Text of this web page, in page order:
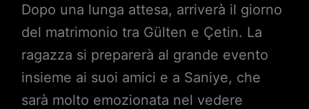
Dopo una lunga attesa, arriverà il giorno
del matrimonio tra Gülten e Çetin. La
ragazza si preparerà al grande evento
insieme ai suoi amici e a Saniye, che
sarà molto emozionata nel vedere